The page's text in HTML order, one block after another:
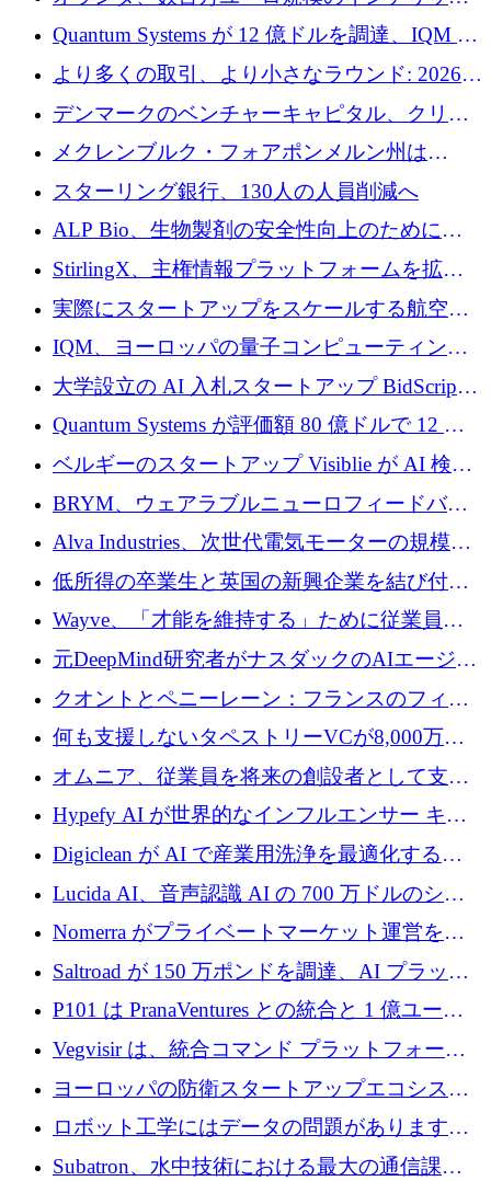
との提携で軍用ドローンにソフトウェアファ
ースト戦略を採用
Quantum Systems が 12 億ドルを調達、IQM が
米国の主要取引所で初の欧州量子企業とな
る、6 月に欧州のスタートアップ資金調達
より多くの取引、より小さなラウンド: 2026
年 6 月に欧州のスタートアップ資金調達
デンマークのベンチャーキャピタル、クリメ
ンタム・キャピタルが気候変動対策ハードウ
ェア投資として初回クローズで6,000万ユーロ
を確保
メクレンブルク・フォアポンメルン州は
Nextcloud を州全体に展開し、オープンソース
戦略を拡大
スターリング銀行、130人の人員削減へ
ALP Bio、生物製剤の安全性向上のために
Venture Kick から 16 万 1,000 ユーロを調達
StirlingX、主権情報プラットフォームを拡張
するためにシリーズ A で 2,000 万ドルを確保
実際にスタートアップをスケールする航空イ
ノベーション モデルを学ぶ
IQM、ヨーロッパの量子コンピューティング
企業として初めて米国の主要取引所に上場
大学設立の AI 入札スタートアップ BidScript
がプレシード資金総額 100 万ドルを突破
Quantum Systems が評価額 80 億ドルで 12 億
ドルを調達
ベルギーのスタートアップ Visiblie が AI 検索
の可視化のために 50 万ユーロを調達
BRYM、ウェアラブルニューロフィードバッ
クプラットフォームの開発に65万ユーロを確
Alva Industries、次世代電気モーターの規模拡
大に 1,600 万ユーロを調達
低所得の卒業生と英国の新興企業を結び付け
るためにCommon Pathを開始
Wayve、「才能を維持する」ために従業員に
8,500万ドルの株式公開買い付けを実施
元DeepMind研究者がナスダックのAIエージェ
ントを拡張するためにCreandumの資金調達で
記録を獲得
クオントとペニーレーン：フランスのフィン
テックの友人と敵
何も支援しないタペストリーVCが8,000万ド
ルの資金を調達、ロンドン事務所を開設
オムニア、従業員を将来の創設者として支援
するために Firedrop でファンドを立ち上げる
Hypefy AI が世界的なインフルエンサー キャ
ンペーンを自動化するためにシリーズ A で
720 万ドルを調達
Digiclean が AI で産業用洗浄を最適化するた
めに 250 万ユーロを調達
Lucida AI、音声認識 AI の 700 万ドルのシー
ドラウンドを終了
Nomerra がプライベートマーケット運営を自
動化するために 200 万ドルを調達
Saltroad が 150 万ポンドを調達、AI プラット
フォーム Ogma を買収して子ども向け言語療
法を拡大
P101 は PranaVentures との統合と 1 億ユーロ
のファンドによりシード投資に拡大
Vegvisir は、統合コマンド プラットフォーム
を通じて関連する無人システムを接続するた
めの資金を調達します
ヨーロッパの防衛スタートアップエコシステ
ムとなったハッカソン
ロボット工学にはデータの問題があります。
Macrodata Labs はそれを解決したいと考えて
Subatron、水中技術における最大の通信課題